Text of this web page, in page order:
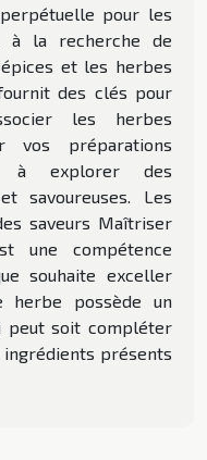
pour les
à la recherche de
et les herbes
des clés pour
les herbes
vos préparations
à explorer des
savoureuses. Les
saveurs Maîtriser
une compétence
souhaite exceller
herbe possède un
peut soit compléter
présents